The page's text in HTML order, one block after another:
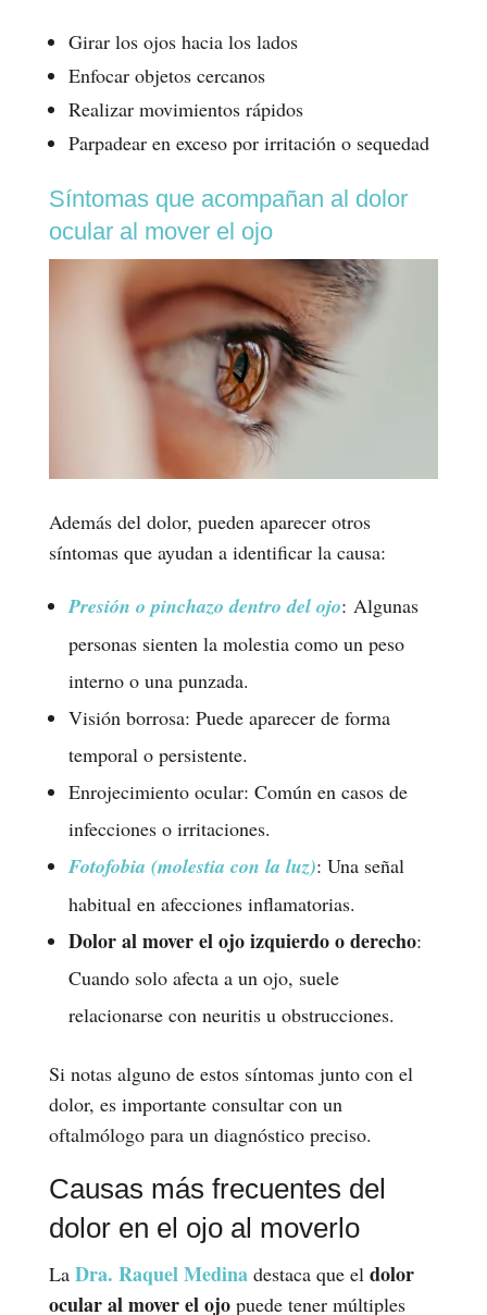
Girar los ojos hacia los lados
Enfocar objetos cercanos
Realizar movimientos rápidos
Parpadear en exceso por irritación o sequedad
Síntomas que acompañan al dolor
ocular al mover el ojo
Además del dolor, pueden aparecer otros
síntomas que ayudan a identificar la causa:
Presión o pinchazo dentro del ojo: Algunas
personas sienten la molestia como un peso
interno o una punzada.
Visión borrosa: Puede aparecer de forma
temporal o persistente.
Enrojecimiento ocular: Común en casos de
infecciones o irritaciones.
Fotofobia (molestia con la luz): Una señal
habitual en afecciones inflamatorias.
Dolor al mover el ojo izquierdo o derecho:
Cuando solo afecta a un ojo, suele
relacionarse con neuritis u obstrucciones.
Si notas alguno de estos síntomas junto con el
dolor, es importante consultar con un
oftalmólogo para un diagnóstico preciso.
Causas más frecuentes del
dolor en el ojo al moverlo
La Dra. Raquel Medinadestaca que el dolor
ocular al mover el ojopuede tener múltiples